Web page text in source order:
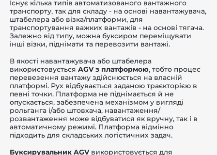
Існує кілька типів автоматизованого вантажного
транспорту, так для складу - на основі навантажувача,
штабелера або візка/платформи, для
транспортування важких вантажів - на основі тягача.
Залежно від типу, можна буксиром переміщувати
інші візки, піднімати та перевозити вантажі.
В якості навантажувача або штабелера
використовується AGV з платформою, тобто процес
перевезення вантажу здійснюється на власній
платформі. Рух відбувається заданою траєкторією в
певні точки. Платформа не піднімається й не
опускається, забезпечена механізмом у вигляді
рольганга і/або штовхача, навантаження/
розвантаження може відбуватися як вручну, так і в
автоматичному режимі. Платформа відмінно
підходить для складських логістичних задач.
Буксирувальник AGV використовується для